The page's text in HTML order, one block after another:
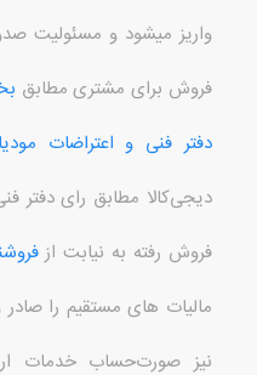
واریز میشود و مسئولیت
فروش برای مشتری مطابق
دفتر فنی و اعتراضات
دیجی‌کالا مطابق رای دفتر
فروش رفته به نیابت از
مالیات های مستقیم را
نیز صورت‌حساب خدمات